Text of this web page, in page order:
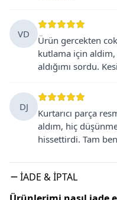
VD
Ürün gercekten
kutlama için aldim,
aldığımı sordu.
DJ
Kurtarıcı parça
aldım, hiç
hissettirdi. Tam
İADE & İPTAL